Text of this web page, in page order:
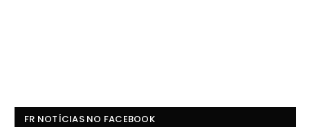
FR NOTÍCIAS NO FACEBOOK